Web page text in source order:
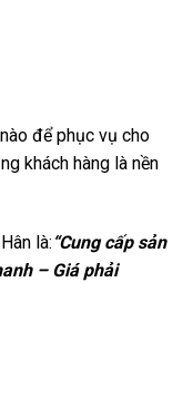
để phục vụ cho
khách hàng là nền
là: “Cung cấp sản
– Giá phải